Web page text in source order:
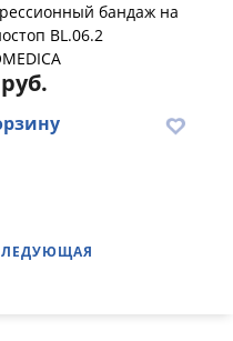
бандаж на
BL.06.2